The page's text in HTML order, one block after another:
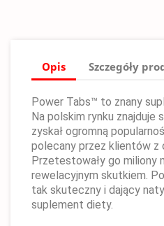
Opis Szczegóły
Power Tabs™ to znany
Na polskim rynku znajduje
zyskał ogromną
polecany przez klientów z
Przetestowały go miliony
rewelacyjnym skutkiem.
tak skuteczny i dający
suplement diety.